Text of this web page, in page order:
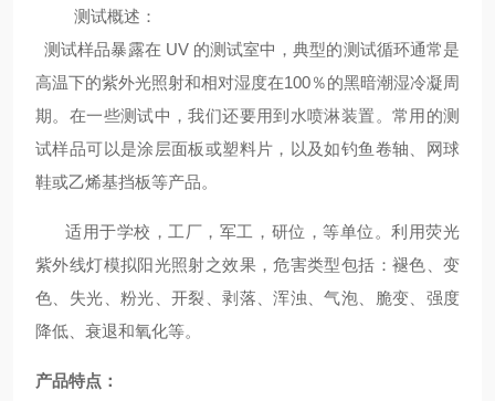
测试概述：
测试样品暴露在 UV 的测试室中，典型的测试循环通常是
高温下的紫外光照射和相对湿度在100％的黑暗潮湿冷凝周
期。在一些测试中，我们还要用到水喷淋装置。常用的测
试样品可以是涂层面板或塑料片，以及如钓鱼卷轴、网球
鞋或乙烯基挡板等产品。
适用于学校，工厂，军工，研位，等单位。利用荧光
紫外线灯模拟阳光照射之效果，危害类型包括：褪色、变
色、失光、粉光、开裂、剥落、浑浊、气泡、脆变、强度
降低、衰退和氧化等。
产品特点：